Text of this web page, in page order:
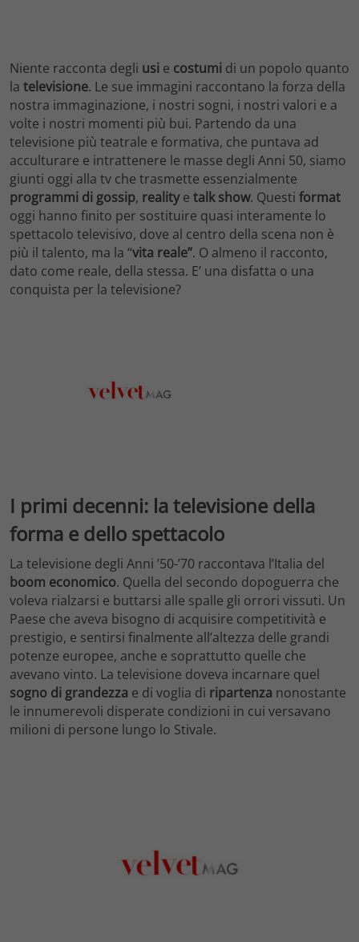
Niente racconta degli usi e costumi di un popolo quanto
la televisione. Le sue immagini raccontano la forza della
nostra immaginazione, i nostri sogni, i nostri valori e a
volte i nostri momenti più bui. Partendo da una
televisione più teatrale e formativa, che puntava ad
acculturare e intrattenere le masse degli Anni 50, siamo
giunti oggi alla tv che trasmette essenzialmente
programmi di gossip, realitye talk show. Questi format
oggi hanno finito per sostituire quasi interamente lo
spettacolo televisivo, dove al centro della scena non è
più il talento, ma la “vita reale”. O almeno il racconto,
dato come reale, della stessa. E’ una disfatta o una
conquista per la televisione?
I primi decenni: la televisione della
forma e dello spettacolo
La televisione degli Anni ’50-’70 raccontava l’Italia del
boom economico. Quella del secondo dopoguerra che
voleva rialzarsi e buttarsi alle spalle gli orrori vissuti. Un
Paese che aveva bisogno di acquisire competitività e
prestigio, e sentirsi finalmente all’altezza delle grandi
potenze europee, anche e soprattutto quelle che
avevano vinto. La televisione doveva incarnare quel
sogno di grandezza e di voglia di ripartenza nonostante
le innumerevoli disperate condizioni in cui versavano
milioni di persone lungo lo Stivale.